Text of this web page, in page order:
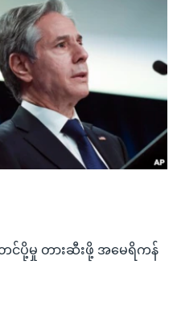
ား
ပို့မှု တားဆီးဖို့ အမေရိကန်